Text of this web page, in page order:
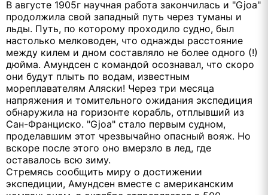
В августе 1905г научная работа закончилась и "Gjoa"
продолжила свой западный путь через туманы и
льды. Путь, по которому проходило судно, был
настолько мелководен, что однажды расстояние
между килем и дном составляло не более одного (!)
дюйма. Амундсен с командой осознавал, что скоро
они будут плыть по водам, известным
мореплавателям Аляски! Через три месяца
напряжения и томительного ожидания экспедиция
обнаружила на горизонте корабль, отплывший из
Сан-Франциско. "Gjoa" стало первым судном,
проделавшим этот чрезвычайно опасный вояж. Но
вскоре после этого оно вмерзло в лед, где
оставалось всю зиму.
Стремясь сообщить миру о достижении
экспедиции, Амундсен вместе с американским